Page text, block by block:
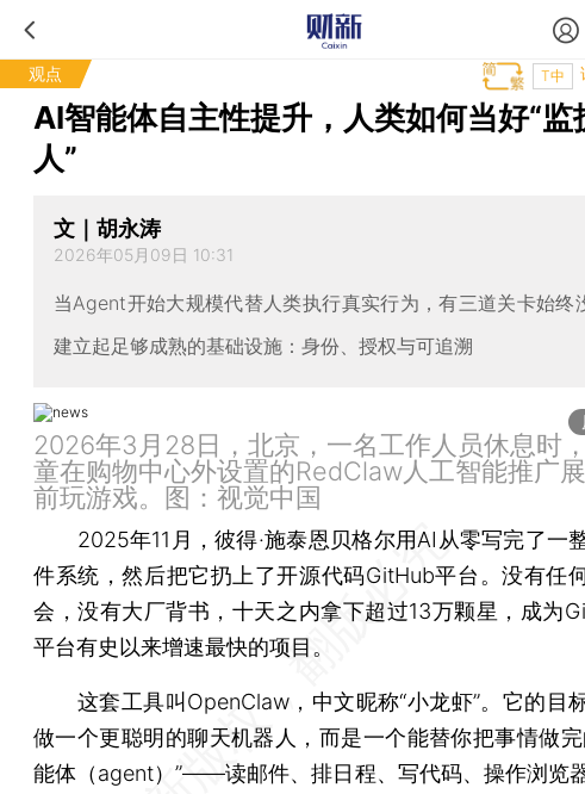
观点 T中
AI智能体自主性提升，人类如何当好“监
人”
文｜胡永涛
2026年05月09日 10:31
当Agent开始大规模代替人类执行真实行为，有三道关卡始终
建立起足够成熟的基础设施：身份、授权与可追溯
2026年3月28日，北京，一名工作人员休息时
童在购物中心外设置的RedClaw人工智能推广
前玩游戏。图：视觉中国
2025年11月，彼得·施泰恩贝格尔用AI从零写完了一
件系统，然后把它扔上了开源代码GitHub平台。没有任
会，没有大厂背书，十天之内拿下超过13万颗星，成为
平台有史以来增速最快的项目。
这套工具叫OpenClaw，中文昵称“小龙虾”。它的目
做一个更聪明的聊天机器人，而是一个能替你把事情做完
能体（agent）”——读邮件、排日程、写代码、操作浏览